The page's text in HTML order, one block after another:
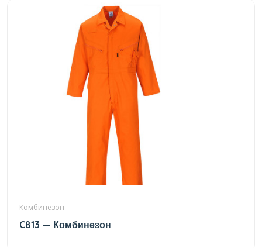
Комбинезон
C813 — Комбинезон